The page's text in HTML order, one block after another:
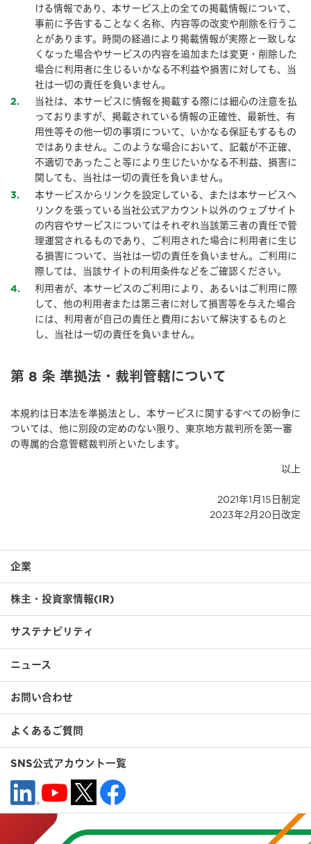
ける情報であり、本サービス上の全ての掲載情報について、
事前に予告することなく名称、内容等の改変や削除を行うこ
とがあります。時間の経過により掲載情報が実際と一致しな
くなった場合やサービスの内容を追加または変更・削除した
場合に利用者に生じるいかなる不利益や損害に対しても、当
社は一切の責任を負いません。
2
当社は、本サービスに情報を掲載する際には細心の注意を払
っておりますが、掲載されている情報の正確性、最新性、有
用性等その他一切の事項について、いかなる保証もするもの
ではありません。このような場合において、記載が不正確、
不適切であったこと等により生じたいかなる不利益、損害に
関しても、当社は一切の責任を負いません。
3
本サービスからリンクを設定している、または本サービスへ
リンクを張っている当社公式アカウント以外のウェブサイト
の内容やサービスについてはそれぞれ当該第三者の責任で管
理運営されるものであり、ご利用された場合に利用者に生じ
る損害について、当社は一切の責任を負いません。ご利用に
際しては、当該サイトの利用条件などをご確認ください。
4
利用者が、本サービスのご利用により、あるいはご利用に際
して、他の利用者または第三者に対して損害等を与えた場合
には、利用者が自己の責任と費用において解決するものと
し、当社は一切の責任を負いません。
第 8 条 準拠法・裁判管轄について
本規約は日本法を準拠法とし、本サービスに関するすべての紛争に
ついては、他に別段の定めのない限り、東京地方裁判所を第一審
の専属的合意管轄裁判所といたします。
以上
2021年1月15日制定
2023年2月20日改定
企業
株主・投資家情報(IR)
サステナビリティ
ニュース
お問い合わせ
よくあるご質問
SNS公式アカウント一覧